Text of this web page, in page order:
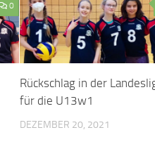
0
Rückschlag in der
für die U13w1
DEZEMBER 20, 2021